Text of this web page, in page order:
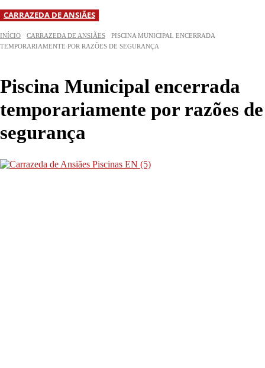
CARRAZEDA DE ANSIÃES
INÍCIO CARRAZEDA DE ANSIÃES
PISCINA MUNICIPAL ENCERRADA
TEMPORARIAMENTE POR RAZÕES DE SEGURANÇA
Piscina Municipal encerrada
temporariamente por razões de
segurança